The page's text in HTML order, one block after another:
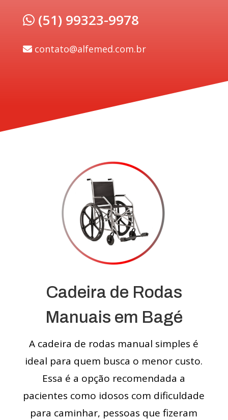
(51) 99323-9978
contato@alfemed.com.br
Cadeira de Rodas
Manuais em Bagé
A cadeira de rodas manual simples é
ideal para quem busca o menor custo.
Essa é a opção recomendada a
pacientes como idosos com dificuldade
para caminhar, pessoas que fizeram